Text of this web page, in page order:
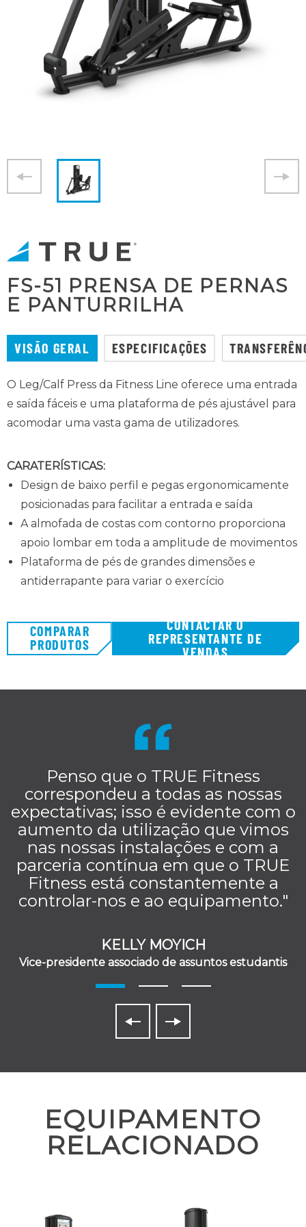
FS-51 PRENSA DE PERNAS
E PANTURRILHA
VISÃO GERAL ESPECIFICAÇÕES
O Leg/Calf Press da Fitness Line oferece uma entrada
e saída fáceis e uma plataforma de pés ajustável para
acomodar uma vasta gama de utilizadores.
CARATERÍSTICAS:
Design de baixo perfil e pegas ergonomicamente
posicionadas para facilitar a entrada e saída
A almofada de costas com contorno proporciona
apoio lombar em toda a amplitude de movimentos
Plataforma de pés de grandes dimensões e
antiderrapante para variar o exercício
COMPARAR
PRODUTOS
CONTACTAR O
REPRESENTANTE DE
VENDAS
Penso que o TRUE Fitness
correspondeu a todas as nossas
expectativas; isso é evidente com o
aumento da utilização que vimos
nas nossas instalações e com a
parceria contínua em que o TRUE
Fitness está constantemente a
controlar-nos e ao equipamento."
KELLY MOYICH
Vice-presidente associado de assuntos estudantis
EQUIPAMENTO
RELACIONADO